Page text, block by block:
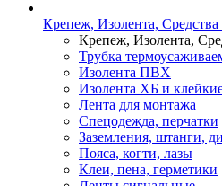
Крепеж, Изолента,
Крепеж, Изолента,
Трубка
Изолента ПВХ
Изолента ХБ и
Лента для монтажа
Спецодежда, перчатки
Заземления, штанги,
Пояса, когти, лазы
Клеи, пена, герметики